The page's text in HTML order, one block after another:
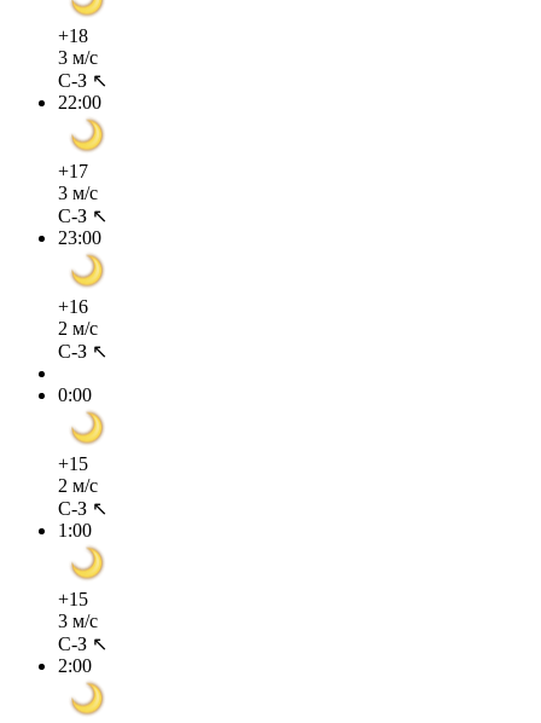
+18
3 м/с
С-З ↖
22:00
+17
3 м/с
С-З ↖
23:00
+16
2 м/с
С-З ↖
0:00
+15
2 м/с
С-З ↖
1:00
+15
3 м/с
С-З ↖
2:00